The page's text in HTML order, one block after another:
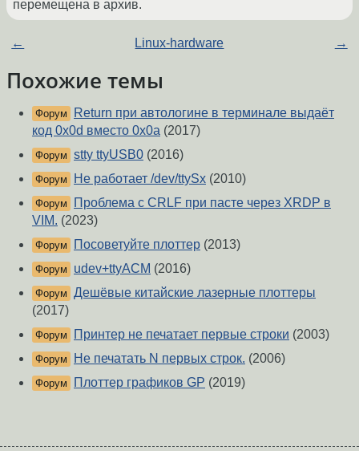
перемещена в архив.
← Linux-hardware →
Похожие темы
Форум
Return при автологине в терминале выдаёт
код 0x0d вместо 0x0a (2017)
Форум stty ttyUSB0 (2016)
Форум Не работает /dev/ttySx (2010)
Форум
Проблема с CRLF при пасте через XRDP в
VIM. (2023)
Форум Посоветуйте плоттер (2013)
Форум udev+ttyACM (2016)
Форум Дешёвые китайские лазерные плоттеры
(2017)
Форум Принтер не печатает первые строки (2003)
Форум Не печатать N первых строк. (2006)
Форум Плоттер графиков GP (2019)